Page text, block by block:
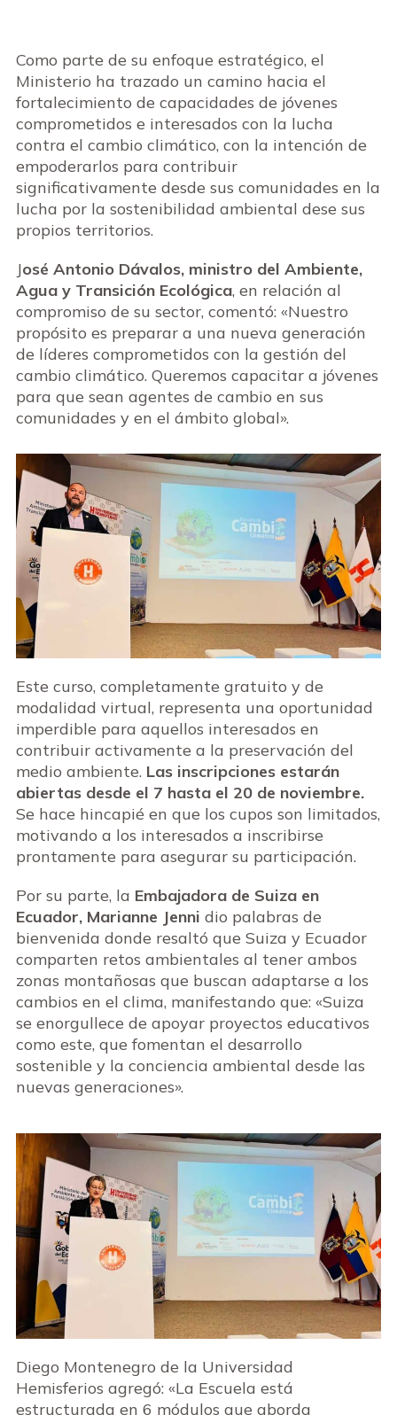
Como parte de su enfoque estratégico, el
Ministerio ha trazado un camino hacia el
fortalecimiento de capacidades de jóvenes
comprometidos e interesados con la lucha
contra el cambio climático, con la intención de
empoderarlos para contribuir
significativamente desde sus comunidades en la
lucha por la sostenibilidad ambiental dese sus
propios territorios.
José Antonio Dávalos, ministro del Ambiente,
Agua y Transición Ecológica, en relación al
compromiso de su sector, comentó: «Nuestro
propósito es preparar a una nueva generación
de líderes comprometidos con la gestión del
cambio climático. Queremos capacitar a jóvenes
para que sean agentes de cambio en sus
comunidades y en el ámbito global».
Este curso, completamente gratuito y de
modalidad virtual, representa una oportunidad
imperdible para aquellos interesados en
contribuir activamente a la preservación del
medio ambiente. Las inscripciones estarán
abiertas desde el 7 hasta el 20 de noviembre.
Se hace hincapié en que los cupos son limitados,
motivando a los interesados a inscribirse
prontamente para asegurar su participación.
Por su parte, la Embajadora de Suiza en
Ecuador, Marianne Jenni dio palabras de
bienvenida donde resaltó que Suiza y Ecuador
comparten retos ambientales al tener ambos
zonas montañosas que buscan adaptarse a los
cambios en el clima, manifestando que: «Suiza
se enorgullece de apoyar proyectos educativos
como este, que fomentan el desarrollo
sostenible y la conciencia ambiental desde las
nuevas generaciones».
Diego Montenegro de la Universidad
Hemisferios agregó: «La Escuela está
estructurada en 6 módulos que aborda